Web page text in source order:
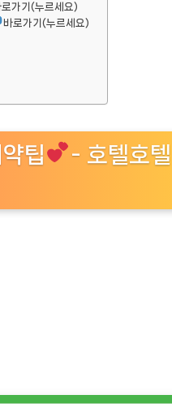
로가기(누르세요)
바로가기(누르세요)
팁
- 호텔호텔 |